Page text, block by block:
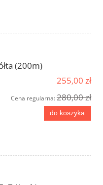
(200m)
255,00 zł
Cena regularna:280,00 zł
do koszyka